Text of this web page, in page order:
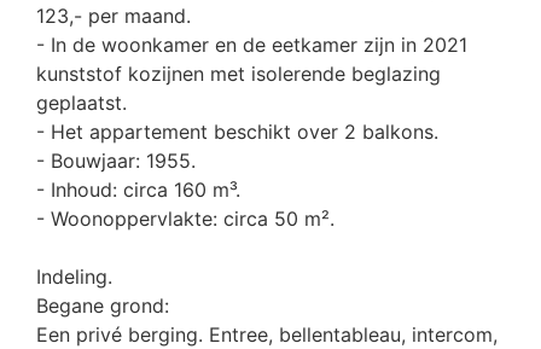
123,- per maand.
- In de woonkamer en de eetkamer zijn in 2021
kunststof kozijnen met isolerende beglazing
geplaatst.
- Het appartement beschikt over 2 balkons.
- Bouwjaar: 1955.
- Inhoud: circa 160 m³.
- Woonoppervlakte: circa 50 m².
Indeling.
Begane grond:
Een privé berging. Entree, bellentableau, intercom,